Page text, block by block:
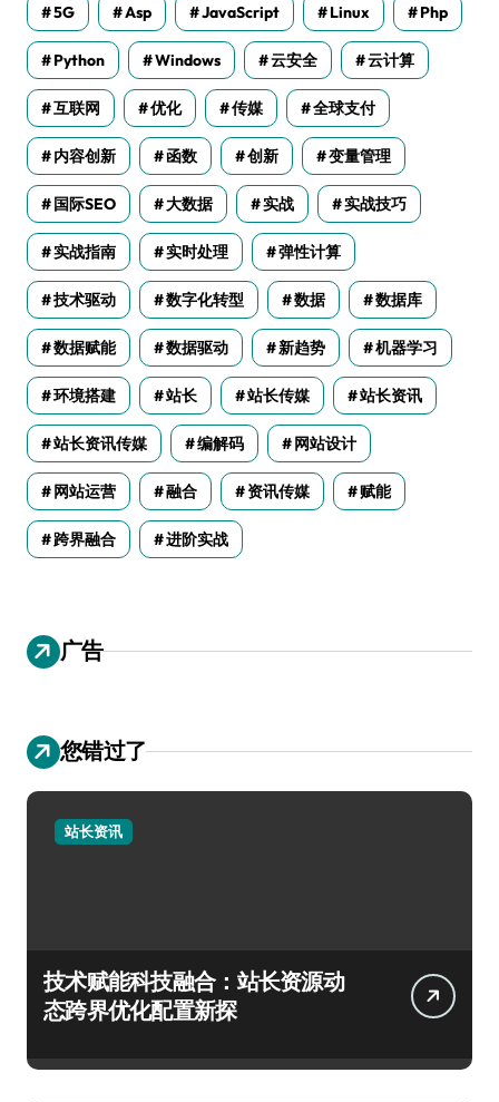
5G Asp JavaScript Linux Php
Python Windows 云安全 云计算
互联网 优化 传媒 全球支付
内容创新 函数 创新 变量管理
国际SEO 大数据 实战 实战技巧
实战指南 实时处理 弹性计算
技术驱动 数字化转型 数据 数据库
数据赋能 数据驱动 新趋势 机器学习
环境搭建 站长 站长传媒 站长资讯
站长资讯传媒 编解码 网站设计
网站运营 融合 资讯传媒 赋能
跨界融合 进阶实战
广告
您错过了
站长资讯
技术赋能科技融合：站长资源动
态跨界优化配置新探